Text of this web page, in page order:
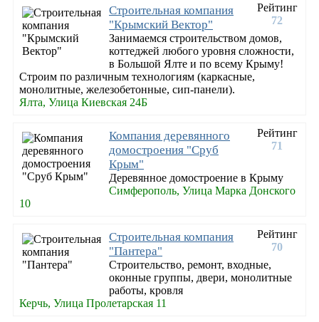
Рейтинг
72
Строительная компания
"Крымский Вектор"
Занимаемся строительством домов,
коттеджей любого уровня сложности,
в Большой Ялте и по всему Крыму!
Строим по различным технологиям (каркасные,
монолитные, железобетонные, сип-панели).
Ялта, Улица Киевская 24Б
Рейтинг
71
Компания деревянного
домостроения "Сруб
Крым"
Деревянное домостроение в Крыму
Симферополь, Улица Марка Донского
10
Рейтинг
70
Строительная компания
"Пантера"
Строительство, ремонт, входные,
оконные группы, двери, монолитные
работы, кровля
Керчь, Улица Пролетарская 11